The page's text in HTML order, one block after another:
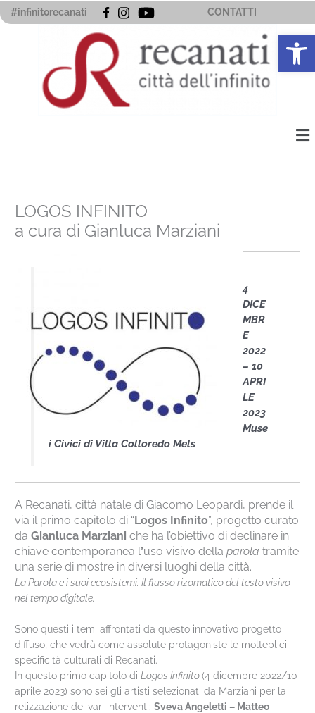
Vai
al
#infinitorecanati CONTATTI
LOGOS INFINITO
a cura di Gianluca Marziani
4
DICE
MBR
E
2022
– 10
APRI
LE
2023
Muse
i Civici di Villa Colloredo Mels
A Recanati, città natale di Giacomo Leopardi, prende il
via il primo capitolo di “Logos Infinito”, progetto curato
daGianluca Marziani che ha l’obiettivo di declinare in
chiave contemporanea l’uso visivo dellaparola tramite
una serie di mostre in diversi luoghi della città.
La Parola e i suoi ecosistemi. Il flusso rizomatico del testo visivo
nel tempo digitale.
Sono questi i temi affrontati da questo innovativo progetto
diffuso, che vedrà come assolute protagoniste le molteplici
specificità culturali di Recanati.
In questo primo capitolo diLogos Infinito(4 dicembre 2022/10
aprile 2023) sono sei gli artisti selezionati da Marziani per la
relizzazione dei vari interventi:Sveva Angeletti – Matteo
Apri la